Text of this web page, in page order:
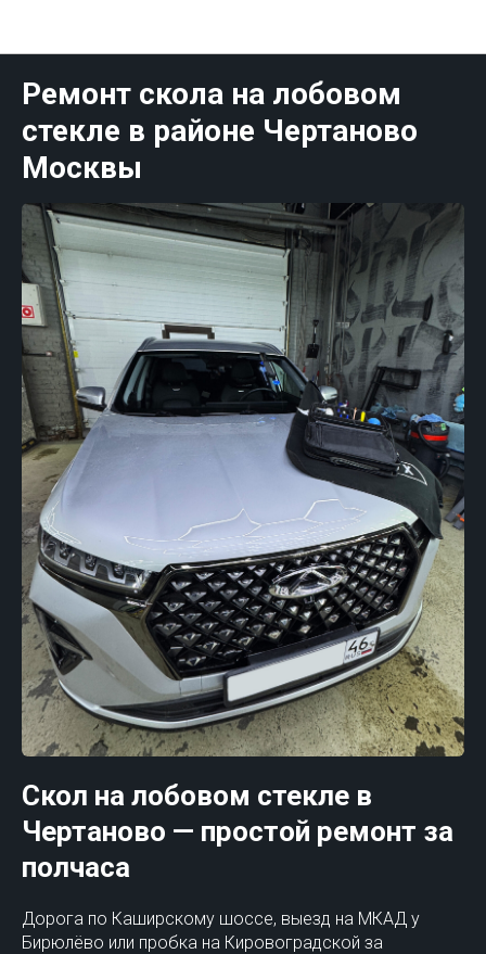
Ремонт скола на лобовом
стекле в районе Чертаново
Москвы
Скол на лобовом стекле в
Чертаново — простой ремонт за
полчаса
Дорога по Каширскому шоссе, выезд на МКАД у
Бирюлёво или пробка на Кировоградской за